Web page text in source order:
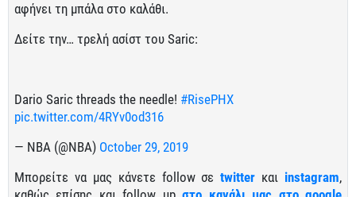
αφήνει τη μπάλα στο καλάθι.
Δείτε την… τρελή ασίστ του Saric:
Dario Saric threads the needle! #RisePHX
pic.twitter.com/4RYv0od316
— NBA (@NBA) October 29, 2019
Μπορείτε να μας κάνετε follow σεtwitter και instagram,